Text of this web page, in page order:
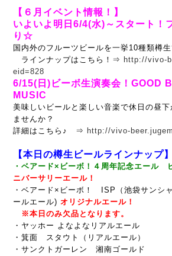
【６月イベント情報！】
いよいよ明日6/4(水)～スタート！
り☆
国内外のフルーツビールを一挙10種類樽生
ラインナップはこちら！⇒ http://vivo-
eid=828
6/15(日)ビーボ生演奏会！GOOD
MUSIC
美味しいビールと楽しい音楽で休日の昼
ませんか？
詳細はこちら♪ ⇒ http://vivo-
【本日の樽生ビールラインナップ】
・ベアード×ビーボ！４周年記念エール
ニバーサリーエール！
・ベアード×ビーボ！ ISP（池袋サンシ
ールエール) オリジナルエール！
※本日のみ欠品となります。
・ヤッホー よなよなリアルエール
・箕面 スタウト（リアルエール）
・サンクトガーレン 湘南ゴールド